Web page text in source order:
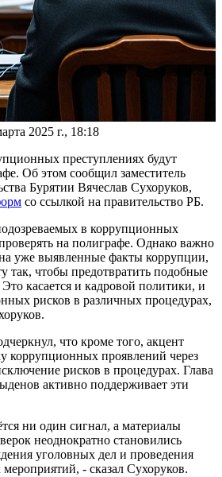
2025 г., 18:18
преступлениях будут
Об этом сообщил заместитель
Бурятии Вячеслав Сухоруков,
со ссылкой на правительство РБ.
в коррупционных
на полиграфе. Однако важно
уже выявленные факты коррупции,
так, чтобы предотвратить подобные
касается и кадровой политики, и
рисков в различных процедурах,
что кроме того, акцент
коррупционных проявлений через
рисков в процедурах. Глава
активно поддерживает эти
ни один сигнал, а материалы
неоднократно становились
уголовных дел и проведения
- сказал Сухоруков.